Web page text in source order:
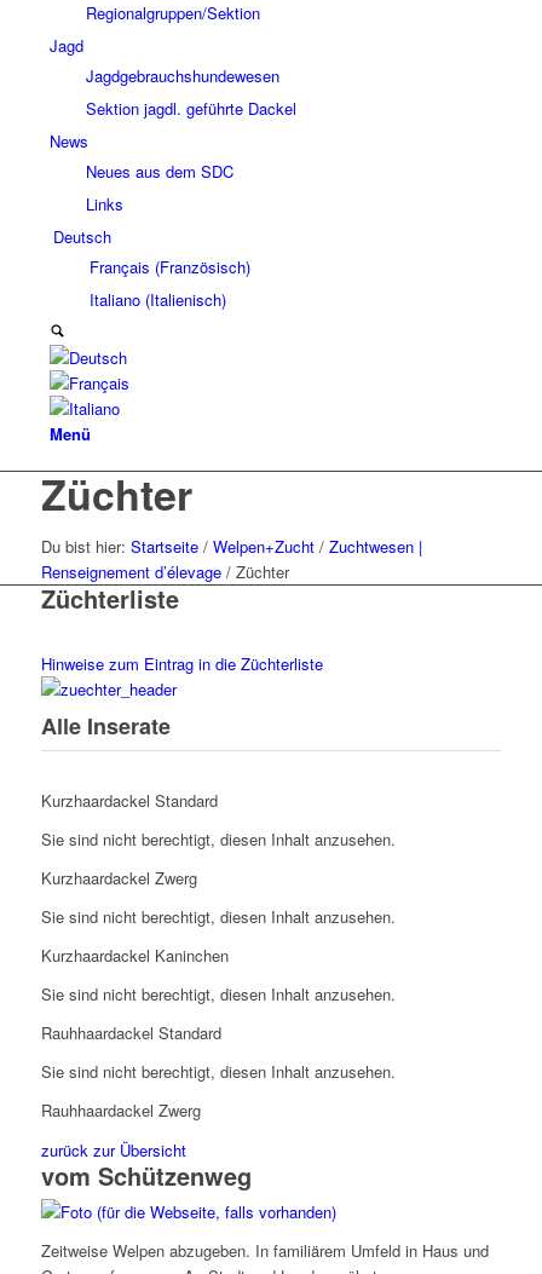
Regionalgruppen/Sektion
Jagd
Jagdgebrauchshundewesen
Sektion jagdl. geführte Dackel
News
Neues aus dem SDC
Links
Deutsch
Français (Französisch)
Italiano (Italienisch)
Menü
Züchter
Du bist hier: Startseite / Welpen+Zucht / Zuchtwesen |
Renseignement d’élevage / Züchter
Züchterliste
Hinweise zum Eintrag in die Züchterliste
Alle Inserate
Kurzhaardackel Standard
Sie sind nicht berechtigt, diesen Inhalt anzusehen.
Kurzhaardackel Zwerg
Sie sind nicht berechtigt, diesen Inhalt anzusehen.
Kurzhaardackel Kaninchen
Sie sind nicht berechtigt, diesen Inhalt anzusehen.
Rauhhaardackel Standard
Sie sind nicht berechtigt, diesen Inhalt anzusehen.
Rauhhaardackel Zwerg
zurück zur Übersicht
vom Schützenweg
Zeitweise Welpen abzugeben. In familiärem Umfeld in Haus und